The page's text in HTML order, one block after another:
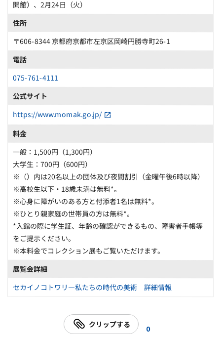
開館）、2月24日（火）
住所
〒606-8344 京都府京都市左京区岡崎円勝寺町26-1
電話
075-761-4111
公式サイト
https://www.momak.go.jp/
料金
一般：1,500円（1,300円）
大学生：700円（600円）
※（）内は20名以上の団体及び夜間割引（金曜午後6時以降）
※高校生以下・18歳未満は無料*。
※心身に障がいのある方と付添者1名は無料*。
※ひとり親家庭の世帯員の方は無料*。
*入館の際に学生証、年齢の確認ができるもの、障害者手帳等
をご提示ください。
※本料金でコレクション展もご覧いただけます。
展覧会詳細
セカイノコトワリ―私たちの時代の美術 詳細情報
クリップする 0